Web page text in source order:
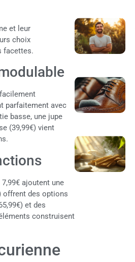
et leur
choix
facettes.
parfaitement avec
basse, une jupe
(39,99€) vient
ajoutent une
offrent des options
et des
construisent